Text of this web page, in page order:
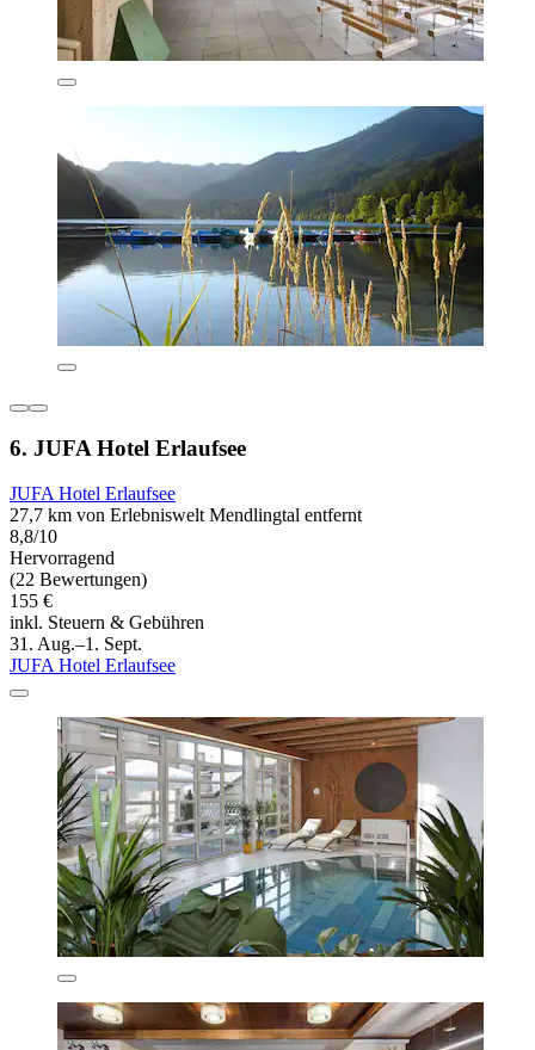
6. JUFA Hotel Erlaufsee
JUFA Hotel Erlaufsee
27,7 km von Erlebniswelt Mendlingtal entfernt
8,8/10
Hervorragend
(22 Bewertungen)
155 €
inkl. Steuern & Gebühren
31. Aug.–1. Sept.
JUFA Hotel Erlaufsee